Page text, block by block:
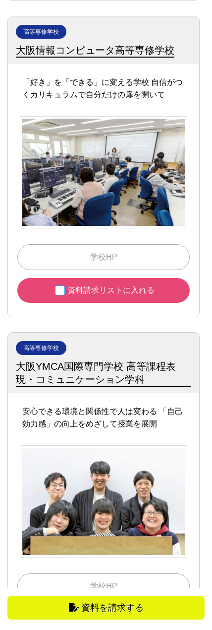
資料を請求する
高等専修学校
大阪情報コンピュータ高等専修学校
「好き」を「できる」に変える学校 自信がつ
くカリキュラムで自分だけの扉を開いて
学校HP
資料請求リストに入れる
高等専修学校
大阪YMCA国際専門学校 高等課程表
現・コミュニケーション学科
安心できる環境と関係性で人は変わる
「自己
効力感」の向上をめざして授業を展開
学校HP